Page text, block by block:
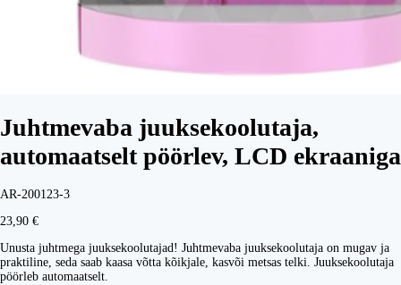
Juhtmevaba juuksekoolutaja,
automaatselt pöörlev, LCD ekraaniga
AR-200123-3
23,90 €
Unusta juhtmega juuksekoolutajad! Juhtmevaba juuksekoolutaja on mugav ja
praktiline, seda saab kaasa võtta kõikjale, kasvõi metsas telki. Juuksekoolutaja
pöörleb automaatselt.